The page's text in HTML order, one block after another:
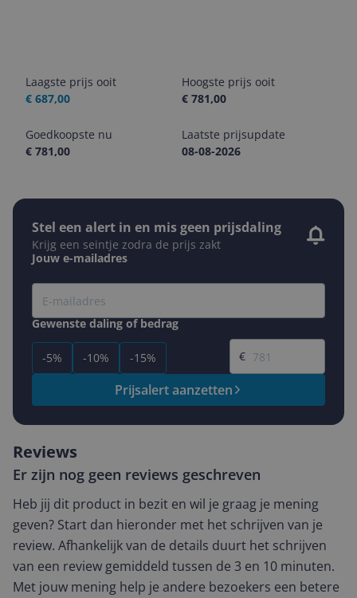
Laagste prijs ooit
€ 687,00
Hoogste prijs ooit
€ 781,00
Goedkoopste nu
€ 781,00
Laatste prijsupdate
08-08-2026
Stel een alert in en mis geen prijsdaling
Krijg een seintje zodra de prijs zakt
Jouw e-mailadres
Gewenste daling of bedrag
-5% -10% -15%
Gewenste prijs
€
Prijsalert aanzetten
Reviews
Er zijn nog geen reviews geschreven
Heb jij dit product in bezit en wil je graag je mening
geven? Start dan hieronder met het schrijven van je
review. Afhankelijk van de details duurt het schrijven
van een review gemiddeld tussen de 3 en 10 minuten.
Met jouw mening help je andere bezoekers een betere